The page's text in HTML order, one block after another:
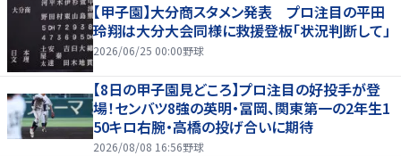
【甲子園】大分商スタメン発表 プロ注目の平田
玲翔は大分大会同様に救援登板「状況判断して」
2026/06/25 00:00野球
【8日の甲子園見どころ】プロ注目の好投手が登
場！センバツ8強の英明・冨岡、関東第一の2年生1
50キロ右腕・高橋の投げ合いに期待
2026/08/08 16:56野球